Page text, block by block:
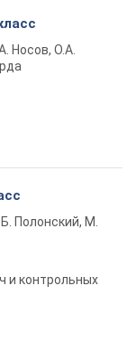
Носов, О.А.
Полонский, М.
и контрольных